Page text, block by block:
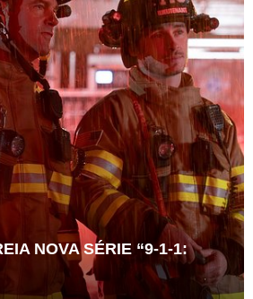
NOVA SÉRIE “9-1-1: